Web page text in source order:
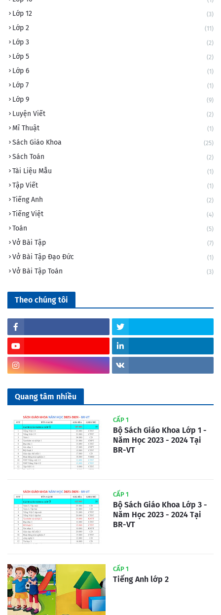
Lớp 12 (3)
Lớp 2 (11)
Lớp 3 (2)
Lớp 5 (2)
Lớp 6 (1)
Lớp 7 (1)
Lớp 9 (9)
Luyện Viết (2)
Mĩ Thuật (1)
Sách Giáo Khoa (25)
Sách Toán (2)
Tài Liệu Mẫu (1)
Tập Viết (1)
Tiếng Anh (2)
Tiếng Việt (4)
Toán (5)
Vở Bài Tập (7)
Vở Bài Tập Đạo Đức (1)
Vở Bài Tập Toán (3)
Theo chúng tôi
Quang tâm nhiều
CẤP 1
Bộ Sách Giáo Khoa Lớp 1 -
Năm Học 2023 - 2024 Tại
BR-VT
CẤP 1
Bộ Sách Giáo Khoa Lớp 3 -
Năm Học 2023 - 2024 Tại
BR-VT
CẤP 1
Tiếng Anh lớp 2